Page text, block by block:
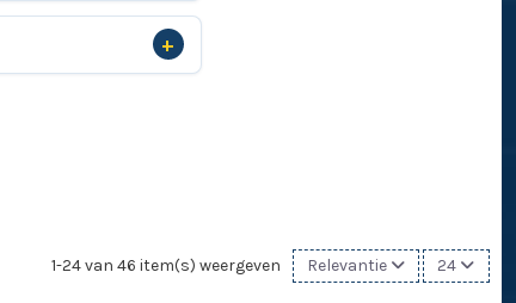
1-24 van 46 item(s) weergeven Relevantie 24